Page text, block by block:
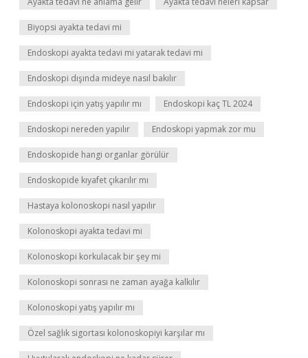
Biyopsi ayakta tedavi mi
Endoskopi ayakta tedavi mi yatarak tedavi mi
Endoskopi dışında mideye nasıl bakılır
Endoskopi için yatış yapılır mı Endoskopi kaç TL 2024
Endoskopi nereden yapılır Endoskopi yapmak zor mu
Endoskopide hangi organlar görülür
Endoskopide kıyafet çıkarılır mı
Hastaya kolonoskopi nasıl yapılır
Kolonoskopi ayakta tedavi mi
Kolonoskopi korkulacak bir şey mi
Kolonoskopi sonrası ne zaman ayağa kalkılır
Kolonoskopi yatış yapılır mı
Özel sağlık sigortası kolonoskopiyi karşılar mı